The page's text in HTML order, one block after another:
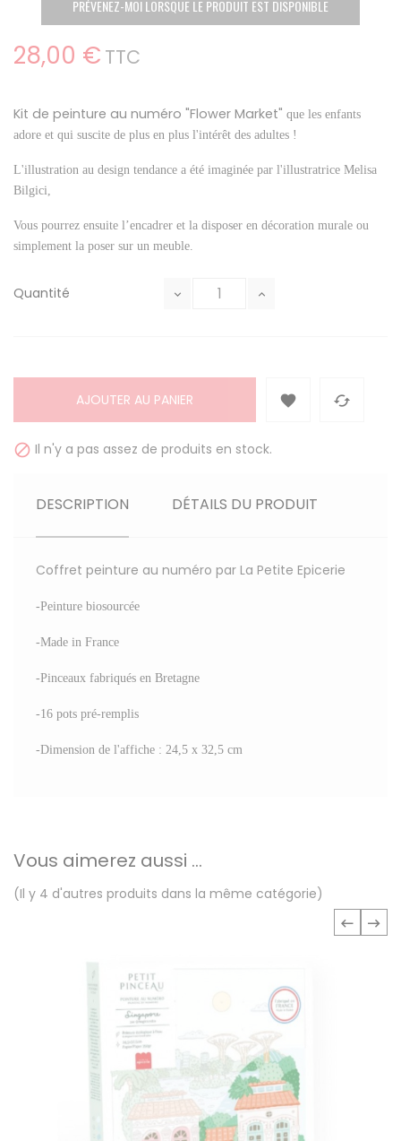
PRÉVENEZ-MOI LORSQUE LE PRODUIT EST DISPONIBLE
28,00 € TTC
Kit de peinture au numéro "Flower Market" que les enfants
adore et qui suscite de plus en plus l'intérêt des adultes !
L'illustration au design tendance a été imaginée par l'illustratrice Melisa
Bilgici,
Vous pourrez ensuite l’encadrer et la disposer en décoration murale ou
simplement la poser sur un meuble
Quantité
AJOUTER AU PANIER  
 Il n'y a pas assez de produits en stock.
DESCRIPTION DÉTAILS DU PRODUIT
Coffret peinture au numéro par La Petite Epicerie
-Peinture biosourcée
-Made in France
-Pinceaux fabriqués en Bretagne
-16 pots pré-remplis
-Dimension de l'affiche : 24,5 x 32,5 cm
Vous aimerez aussi ...
(Il y 4 d'autres produits dans la même catégorie)